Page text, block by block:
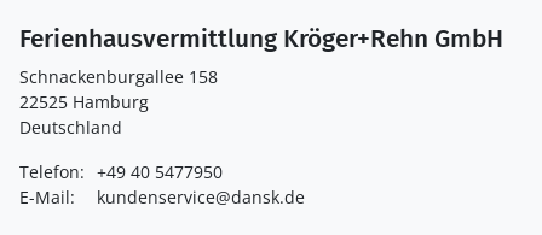
Ferienhausvermittlung Kröger+Rehn GmbH
Schnackenburgallee 158
22525 Hamburg
Deutschland
Telefon: +49 40 5477950
E-Mail:
kundenservice@dansk.de